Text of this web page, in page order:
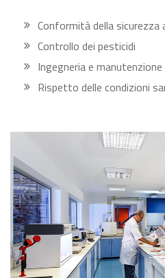
Conformità della sicurezza
Controllo dei pesticidi
Ingegneria e
Rispetto delle condizioni